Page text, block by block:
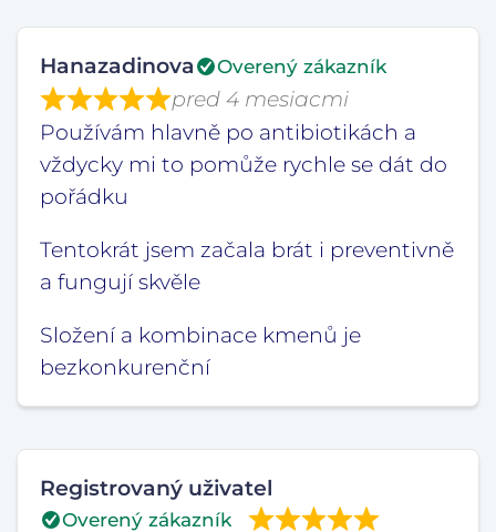
pred 4 mesiacmi
Používám hlavně po antibiotikách a
vždycky mi to pomůže rychle se dát do
pořádku
Tentokrát jsem začala brát i preventivně
a fungují skvěle
Složení a kombinace kmenů je
bezkonkurenční
Hanazadinova Overený zákazník
Registrovaný uživatel
Overený zákazník